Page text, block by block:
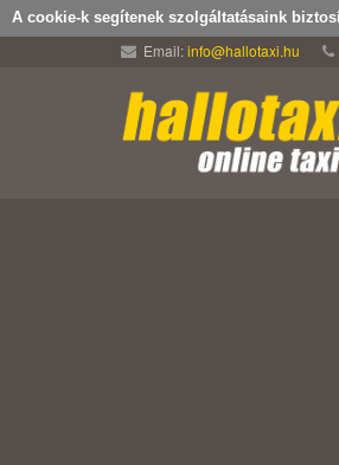
A cookie-k segítenek szolgáltatásaink
Email:info@hallotaxi.hu